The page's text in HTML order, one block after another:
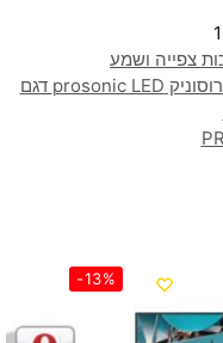
צפייה ושמע
טלוויזיה חכמה "70 4K סמארט פרוסוניק prosonic LED דגם
-13%